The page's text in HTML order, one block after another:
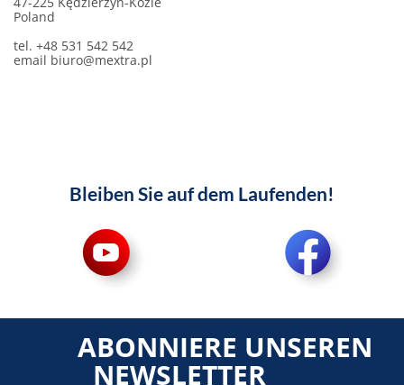
Poland
tel. +48 531 542 542
email biuro@mextra.pl
Bleiben Sie auf dem Laufenden!
ABONNIERE UNSEREN
NEWSLETTER